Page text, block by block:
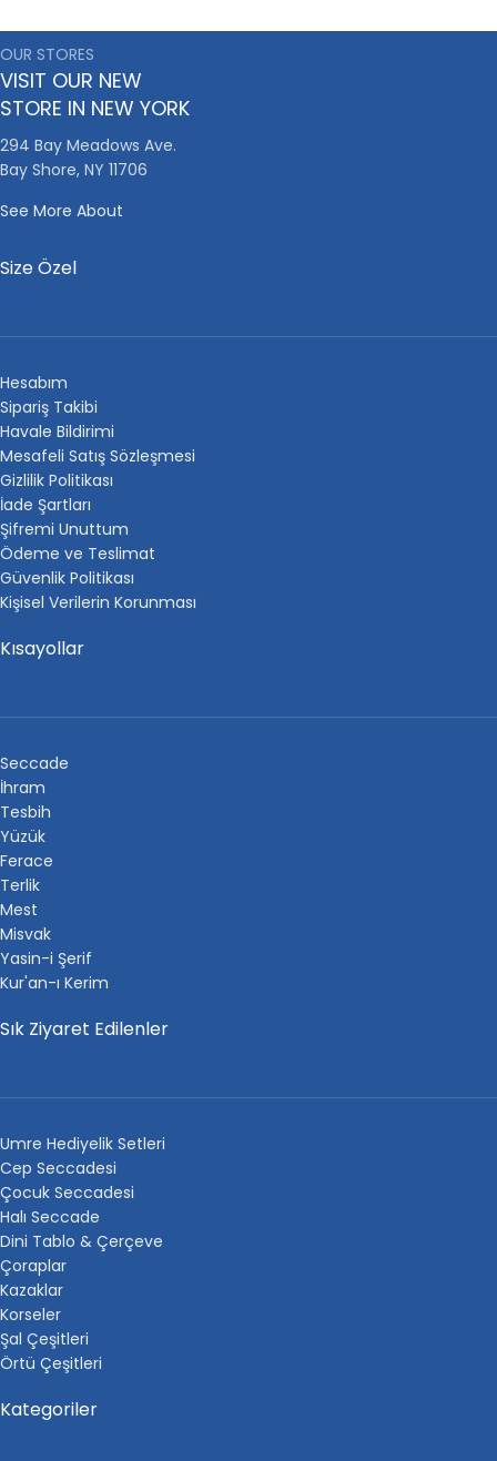
OUR STORES
VISIT OUR NEW
STORE IN NEW YORK
294 Bay Meadows Ave.
Bay Shore, NY 11706
See More About
Size Özel
Hesabım
Sipariş Takibi
Havale Bildirimi
Mesafeli Satış Sözleşmesi
Gizlilik Politikası
İade Şartları
Şifremi Unuttum
Ödeme ve Teslimat
Güvenlik Politikası
Kişisel Verilerin Korunması
Kısayollar
Seccade
İhram
Tesbih
Yüzük
Ferace
Terlik
Mest
Misvak
Yasin-i Şerif
Kur'an-ı Kerim
Sık Ziyaret Edilenler
Umre Hediyelik Setleri
Cep Seccadesi
Çocuk Seccadesi
Halı Seccade
Dini Tablo & Çerçeve
Çoraplar
Kazaklar
Korseler
Şal Çeşitleri
Örtü Çeşitleri
Kategoriler